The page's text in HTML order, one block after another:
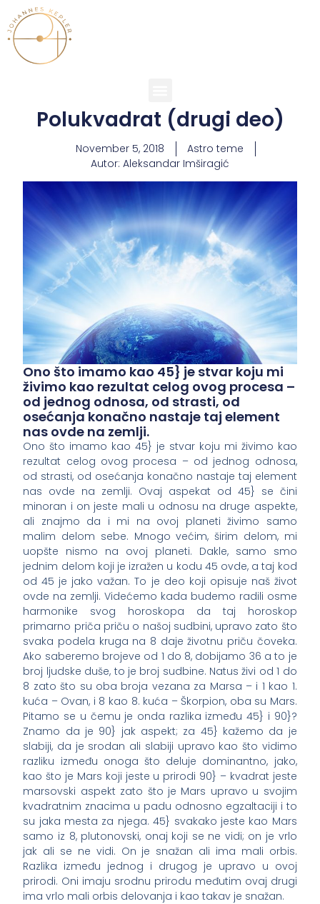
Polukvadrat (drugi deo)
November 5, 2018
Astro teme
Autor: Aleksandar Imširagić
Ono što imamo kao 45} je stvar koju mi
živimo kao rezultat celog ovog procesa –
od jednog odnosa, od strasti, od
osećanja konačno nastaje taj element
nas ovde na zemlji.
Ono što imamo kao 45} je stvar koju mi živimo kao
rezultat celog ovog procesa – od jednog odnosa,
od strasti, od osećanja konačno nastaje taj element
nas ovde na zemlji. Ovaj aspekat od 45} se čini
minoran i on jeste mali u odnosu na druge aspekte,
ali znajmo da i mi na ovoj planeti živimo samo
malim delom sebe. Mnogo većim, širim delom, mi
uopšte nismo na ovoj planeti. Dakle, samo smo
jednim delom koji je izražen u kodu 45 ovde, a taj kod
od 45 je jako važan. To je deo koji opisuje naš život
ovde na zemlji. Videćemo kada budemo radili osme
harmonike svog horoskopa da taj horoskop
primarno priča priču o našoj sudbini, upravo zato što
svaka podela kruga na 8 daje životnu priču čoveka.
Ako saberemo brojeve od 1 do 8, dobijamo 36 a to je
broj ljudske duše, to je broj sudbine. Natus živi od 1 do
8 zato što su oba broja vezana za Marsa – i 1 kao 1.
kuća – Ovan, i 8 kao 8. kuća – Škorpion, oba su Mars.
Pitamo se u čemu je onda razlika između 45} i 90}?
Znamo da je 90} jak aspekt; za 45} kažemo da je
slabiji, da je srodan ali slabiji upravo kao što vidimo
razliku između onoga što deluje dominantno, jako,
kao što je Mars koji jeste u prirodi 90} – kvadrat jeste
marsovski aspekt zato što je Mars upravo u svojim
kvadratnim znacima u padu odnosno egzaltaciji i to
su jaka mesta za njega. 45} svakako jeste kao Mars
samo iz 8, plutonovski, onaj koji se ne vidi; on je vrlo
jak ali se ne vidi. On je snažan ali ima mali orbis.
Razlika između jednog i drugog je upravo u ovoj
prirodi. Oni imaju srodnu prirodu međutim ovaj drugi
ima vrlo mali orbis delovanja i kao takav je snažan.